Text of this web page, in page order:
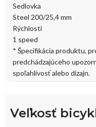
Sedlovka
Steel 200/25,4 mm
Rýchlosti
1 speed
* Špecifikácia produktu,
predchádzajúceho
spoľahlivosť alebo dizajn.
Veľkosť